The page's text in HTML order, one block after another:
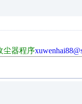
尘器程序